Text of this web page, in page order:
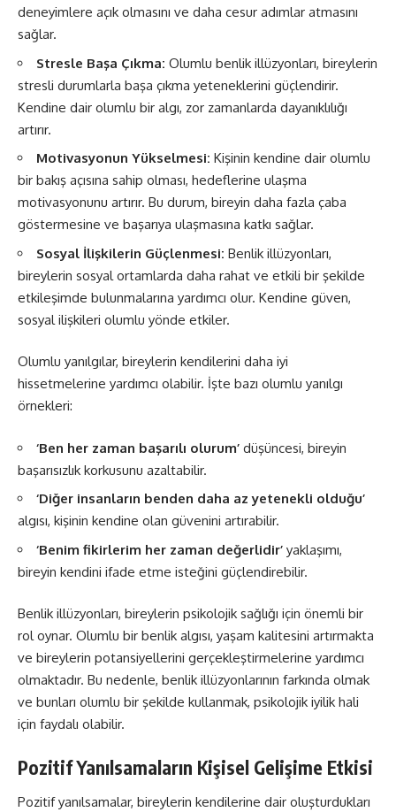
deneyimlere açık olmasını ve daha cesur adımlar atmasını
sağlar.
Stresle Başa Çıkma: Olumlu benlik illüzyonları, bireylerin
stresli durumlarla başa çıkma yeteneklerini güçlendirir.
Kendine dair olumlu bir algı, zor zamanlarda dayanıklılığı
artırır.
Motivasyonun Yükselmesi: Kişinin kendine dair olumlu
bir bakış açısına sahip olması, hedeflerine ulaşma
motivasyonunu artırır. Bu durum, bireyin daha fazla çaba
göstermesine ve başarıya ulaşmasına katkı sağlar.
Sosyal İlişkilerin Güçlenmesi: Benlik illüzyonları,
bireylerin sosyal ortamlarda daha rahat ve etkili bir şekilde
etkileşimde bulunmalarına yardımcı olur. Kendine güven,
sosyal ilişkileri olumlu yönde etkiler.
Olumlu yanılgılar, bireylerin kendilerini daha iyi
hissetmelerine yardımcı olabilir. İşte bazı olumlu yanılgı
örnekleri:
‘Ben her zaman başarılı olurum’ düşüncesi, bireyin
başarısızlık korkusunu azaltabilir.
‘Diğer insanların benden daha az yetenekli olduğu’
algısı, kişinin kendine olan güvenini artırabilir.
‘Benim fikirlerim her zaman değerlidir’ yaklaşımı,
bireyin kendini ifade etme isteğini güçlendirebilir.
Benlik illüzyonları, bireylerin psikolojik sağlığı için önemli bir
rol oynar. Olumlu bir benlik algısı, yaşam kalitesini artırmakta
ve bireylerin potansiyellerini gerçekleştirmelerine yardımcı
olmaktadır. Bu nedenle, benlik illüzyonlarının farkında olmak
ve bunları olumlu bir şekilde kullanmak, psikolojik iyilik hali
için faydalı olabilir.
Pozitif Yanılsamaların Kişisel Gelişime Etkisi
Pozitif yanılsamalar, bireylerin kendilerine dair oluşturdukları